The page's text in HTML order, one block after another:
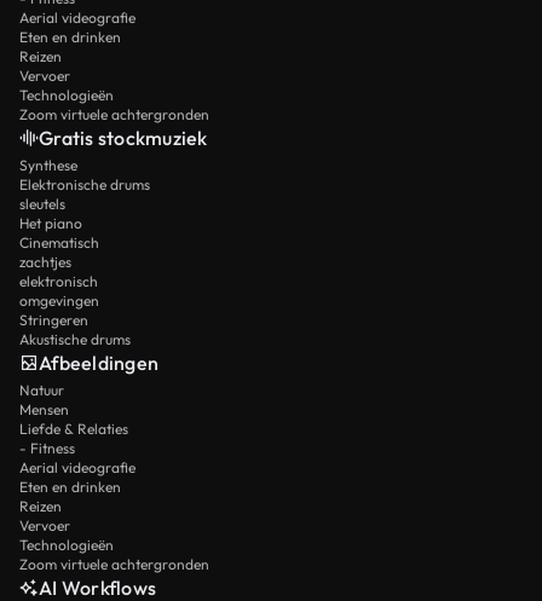
Aerial videografie
Eten en drinken
Reizen
Vervoer
Technologieën
Zoom virtuele achtergronden
Gratis stockmuziek
Synthese
Elektronische drums
sleutels
Het piano
Cinematisch
zachtjes
elektronisch
omgevingen
Stringeren
Akustische drums
Afbeeldingen
Natuur
Mensen
Liefde & Relaties
- Fitness
Aerial videografie
Eten en drinken
Reizen
Vervoer
Technologieën
Zoom virtuele achtergronden
AI Workflows